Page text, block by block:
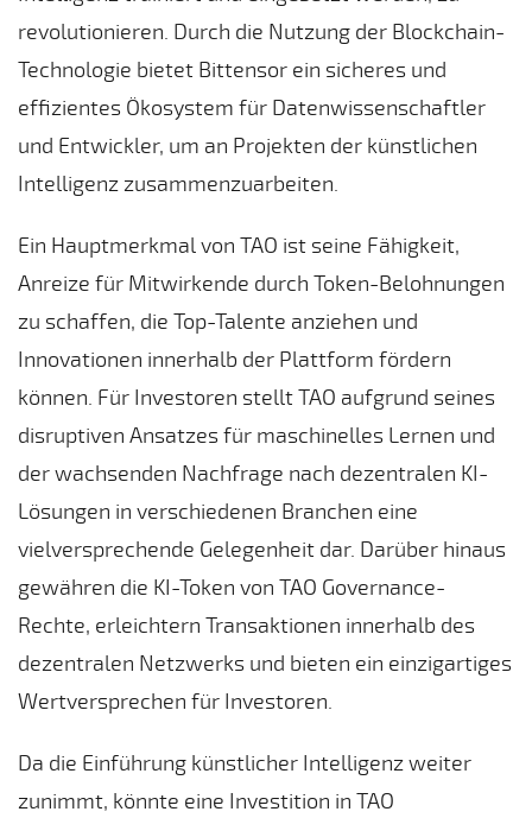
revolutionieren. Durch die Nutzung der Blockchain-
Technologie bietet Bittensor ein sicheres und
effizientes Ökosystem für Datenwissenschaftler
und Entwickler, um an Projekten der künstlichen
Intelligenz zusammenzuarbeiten.
Ein Hauptmerkmal von TAO ist seine Fähigkeit,
Anreize für Mitwirkende durch Token-Belohnungen
zu schaffen, die Top-Talente anziehen und
Innovationen innerhalb der Plattform fördern
können. Für Investoren stellt TAO aufgrund seines
disruptiven Ansatzes für maschinelles Lernen und
der wachsenden Nachfrage nach dezentralen KI-
Lösungen in verschiedenen Branchen eine
vielversprechende Gelegenheit dar. Darüber hinaus
gewähren die KI-Token von TAO Governance-
Rechte, erleichtern Transaktionen innerhalb des
dezentralen Netzwerks und bieten ein einzigartiges
Wertversprechen für Investoren.
Da die Einführung künstlicher Intelligenz weiter
zunimmt, könnte eine Investition in TAO